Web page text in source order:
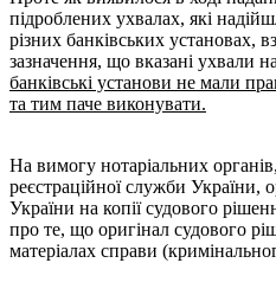
підроблених ухвалах, які
різних банківських установах,
зазначення, що вказані ухвали
банківські установи не мали
та тим паче виконувати.
На вимогу нотаріальних
реєстраційної служби України,
України на копії судового
про те, що оригінал судового
матеріалах справи